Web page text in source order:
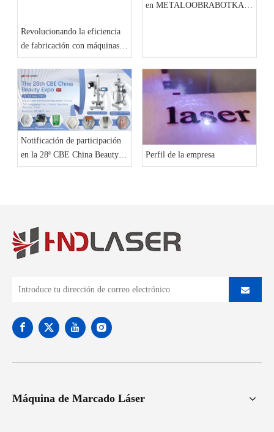
Revolucionando la eficiencia
de fabricación con máquinas
de corte por láser avanzadas de
HND Laser
en METALOOBRABOTKA
Notificación de participación
en la 28ª CBE China Beauty
Expo
Perfil de la empresa
Máquina de Marcado Láser